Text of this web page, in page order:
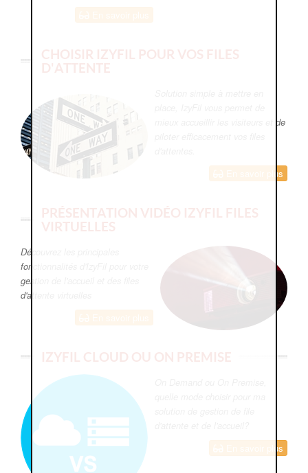
CHOISIR IZYFIL POUR VOS FILES
D'ATTENTE
mieux accueillir les visiteurs et de
En savoir plus
PRÉSENTATION VIDÉO IZYFIL FILES
VIRTUELLES
Découvrez les principales
fonctionnalités d'IzyFil pour votre
gestion de l'accueil et des files
d'attente virtuelles
IZYFIL CLOUD OU ON PREMISE
En savoir plus